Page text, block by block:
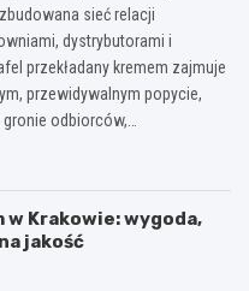
sieć relacji
dystrybutorami i
przekładany kremem zajmuje
przewidywalnym popycie,
gronie odbiorców,…
w Krakowie: wygoda,
jakość